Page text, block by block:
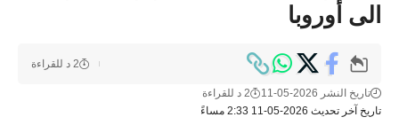
الى أوروبا
تاريخ آخر تحديث 2026-05-11 2:33 مساءً
تاريخ النشر 2026-05-11 2 د للقراءة
2 د للقراءة